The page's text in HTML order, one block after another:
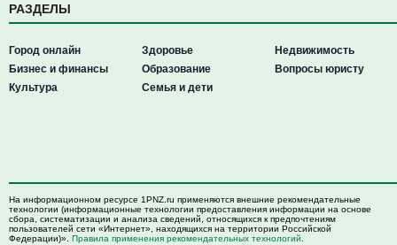
РАЗДЕЛЫ
Город онлайн
Бизнес и финансы
Культура
Здоровье
Образование
Семья и дети
Недвижимость
Вопросы юристу
На информационном ресурсе 1PNZ.ru применяются внешние рекомендательные
технологии (информационные технологии предоставления информации на основе
сбора, систематизации и анализа сведений, относящихся к предпочтениям
пользователей сети «Интернет», находящихся на территории Российской
Федерации)». Правила применения рекомендательных технологий